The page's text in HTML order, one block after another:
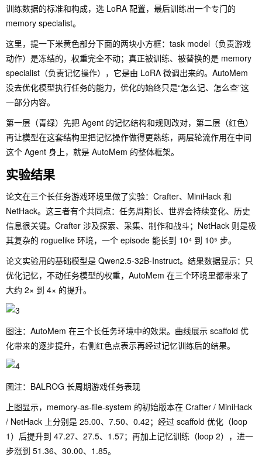
训练数据的标准和构成，选 LoRA 配置，最后训练出一个专门的
memory specialist。
这里，提一下米黄色部分下面的两块小方框：task model（负责游戏
动作）是冻结的，权重完全不动；真正被训练、被替换的是 memory
specialist（负责记忆操作），它是由 LoRA 微调出来的。AutoMem
没去优化模型执行任务的能力，优化的始终只是“怎么记、怎么查”这
一部分内容。
第一层（青绿）先把 Agent 的记忆结构和规则改对，第二层（红色）
再让模型在这套结构里把记忆操作做得更熟练，两层轮流作用在中间
这个 Agent 身上，就是 AutoMem 的整体框架。
实验结果
论文在三个长任务游戏环境里做了实验：Crafter、MiniHack 和
NetHack。这三者有个共同点：任务周期长、世界会持续变化、历史
信息很关键。Crafter 涉及探索、采集、制作和战斗；NetHack 则是极
其复杂的 roguelike 环境，一个 episode 能长到 10⁴ 到 10⁵ 步。
论文实验用的基础模型是 Qwen2.5-32B-Instruct。结果数据显示：只
优化记忆，不动任务模型的权重，AutoMem 在三个环境里都带来了
大约 2× 到 4× 的提升。
图注：AutoMem 在三个长任务环境中的效果。曲线展示 scaffold 优
化带来的逐步提升，右侧红色点表示再经过记忆训练后的结果。
图注：BALROG 长周期游戏任务表现
上图显示，memory-as-file-system 的初始版本在 Crafter / MiniHack
/ NetHack 上分别是 25.00、7.50、0.42；经过 scaffold 优化（loop
1）后提升到 47.27、27.5、1.57；再加上记忆训练（loop 2），进一
步涨到 51.36、30.00、1.85。